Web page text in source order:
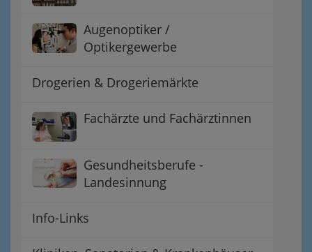
Augenoptiker /
Optikergewerbe
Drogerien & Drogeriemärkte
Fachärzte und Fachärztinnen
Gesundheitsberufe -
Landesinnung
Info-Links